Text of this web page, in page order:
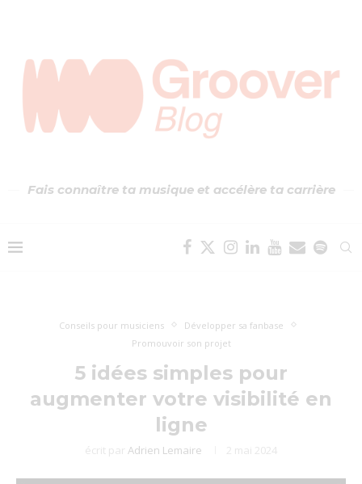
Fais connaître ta musique et accélère ta carrière
Conseils pour musiciens
Développer sa fanbase
Promouvoir son projet
5 idées simples pour
augmenter votre visibilité en
ligne
écrit par Adrien Lemaire 2 mai 2024